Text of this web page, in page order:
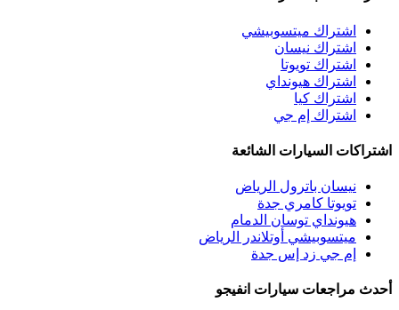
اشتراك ميتسوبيشي
اشتراك نيسان
اشتراك تويوتا
اشتراك هيونداي
اشتراك كيا
اشتراك إم جي
اشتراكات السيارات الشائعة
نيسان باترول الرياض
تويوتا كامري جدة
هيونداي توسان الدمام
ميتسوبيشي أوتلاندر الرياض
إم جي زد إس جدة
أحدث مراجعات سيارات انفيجو